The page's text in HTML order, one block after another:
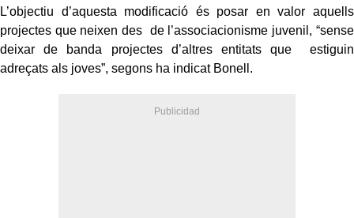
L’objectiu d’aquesta modificació és posar en valor aquells
projectes que neixen des de l’associacionisme juvenil, “sense
deixar de banda projectes d’altres entitats que estiguin
adreçats als joves”, segons ha indicat Bonell.